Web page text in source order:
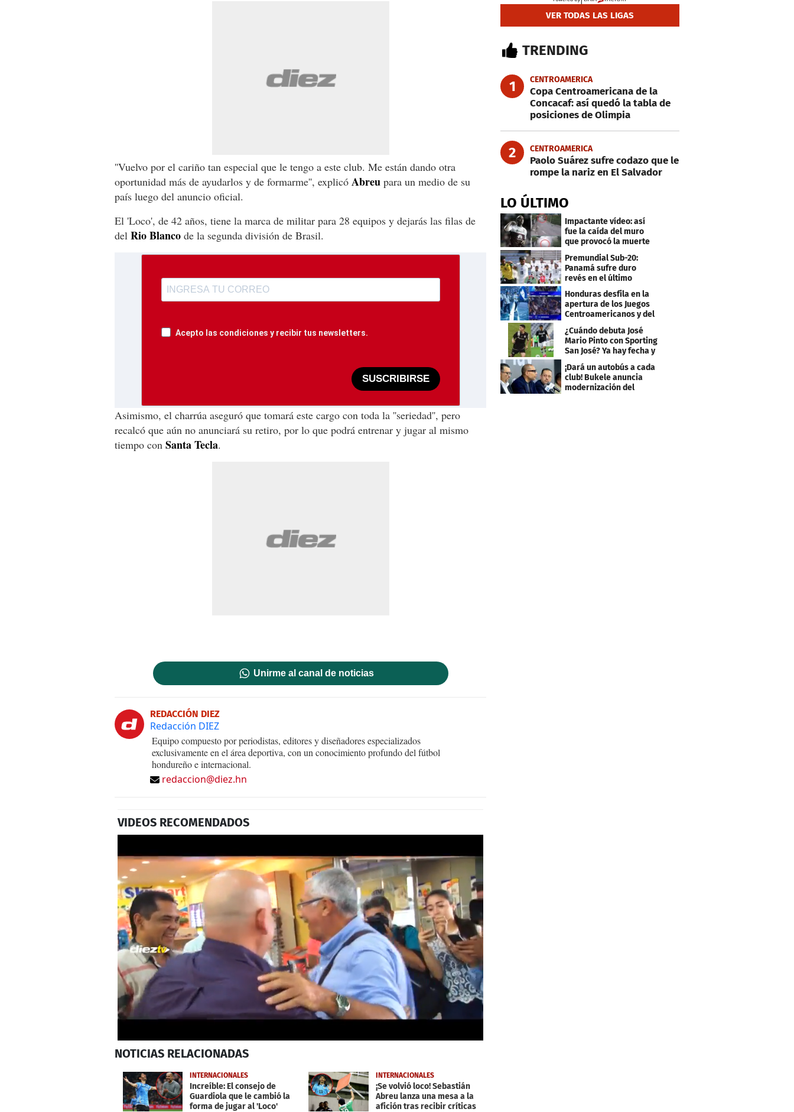
''Vuelvo por el cariño tan especial que le tengo a este club. Me están dando otra
oportunidad más de ayudarlos y de formarme'', explicó Abreu para un medio de su
país luego del anuncio oficial.
El 'Loco', de 42 años, tiene la marca de militar para 28 equipos y dejarás las filas de
del Rio Blanco de la segunda división de Brasil.
Acepto las condiciones y recibir tus newsletters.
SUSCRIBIRSE
Asimismo, el charrúa aseguró que tomará este cargo con toda la ''seriedad'', pero
recalcó que aún no anunciará su retiro, por lo que podrá entrenar y jugar al mismo
tiempo con Santa Tecla.
Unirme al canal de noticias
REDACCIÓN DIEZ
Redacción DIEZ
Equipo compuesto por periodistas, editores y diseñadores especializados
exclusivamente en el área deportiva, con un conocimiento profundo del fútbol
hondureño e internacional.
redaccion@diez.hn
VIDEOS RECOMENDADOS
seconds
minutes,
secondsVolume
NOTICIAS RELACIONADAS
INTERNACIONALES
Increíble: El consejo de
Guardiola que le cambió la
forma de jugar al 'Loco'
INTERNACIONALES
¡Se volvió loco! Sebastián
Abreu lanza una mesa a la
afición tras recibir críticas
VER TODAS LAS LIGAS
TRENDING
1 CENTROAMERICA
Copa Centroamericana de la
Concacaf: así quedó la tabla de
posiciones de Olimpia
2 CENTROAMERICA
Paolo Suárez sufre codazo que le
rompe la nariz en El Salvador
LO ÚLTIMO
Impactante vídeo: así
fue la caída del muro
que provocó la muerte
de Tássio Maia
Premundial Sub-20:
Panamá sufre duro
revés en el último
minuto y se aleja de 4tos
Honduras desfila en la
apertura de los Juegos
Centroamericanos y del
Caribe 2026
¿Cuándo debuta José
Mario Pinto con Sporting
San José? Ya hay fecha y
¡Dará un autobús a cada
club! Bukele anuncia
modernización del